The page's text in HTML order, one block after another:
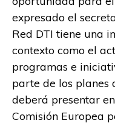
expresado el
Red DTI tiene una
contexto como el
programas e
parte de los planes
deberá presentar
Comisión Europea